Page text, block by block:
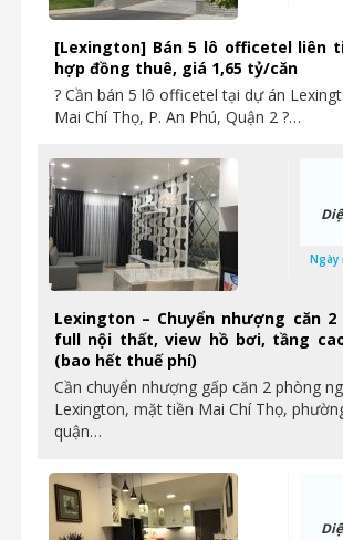
[Lexington] Bán 5 lô officetel liên
hợp đồng thuê, giá 1,65 tỷ/căn
? Cần bán 5 lô officetel tại dự án
Mai Chí Thọ, P. An Phú, Quận 2 ?…
Lexington – Chuyển nhượng căn 2
full nội thất, view hồ bơi, tầng
(bao hết thuế phí)
Cần chuyển nhượng gấp căn 2 phòng
Lexington, mặt tiền Mai Chí Thọ,
quận…
Ngày